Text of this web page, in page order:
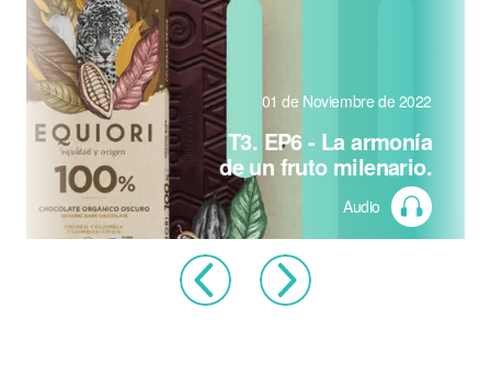
01 de Noviembre de 2022
T3. EP6 - La armonía
de un fruto milenario.
Audio